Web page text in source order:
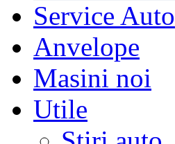
Service Auto
Anvelope
Masini noi
Utile